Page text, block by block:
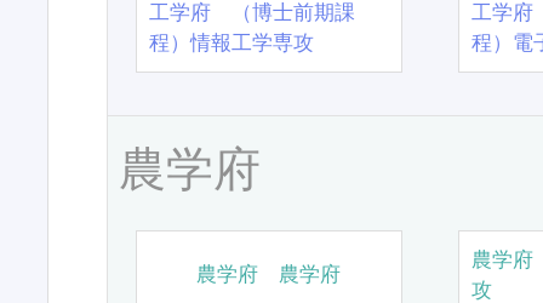
工学府 （博士前期課
程）情報工学専攻
工学
程）電
農学府
農学府 農学府
農学
攻